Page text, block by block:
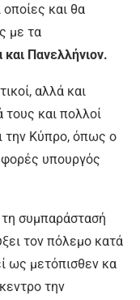
οποίες και θα
με τα
Πανελλήνιον.
αλλά και
και πολλοί
την Κύπρο, όπως ο
φορές υπουργός
συμπαράστασή
τον πόλεμο κατά
ως μετόπισθεν κα
την